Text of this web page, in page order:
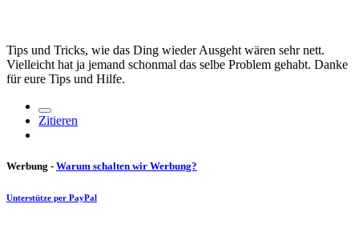
Tips und Tricks, wie das Ding wieder Ausgeht wären sehr nett.
Vielleicht hat ja jemand schonmal das selbe Problem gehabt. Danke
für eure Tips und Hilfe.
Zitieren
Werbung - Warum schalten wir Werbung?
Unterstütze per PayPal